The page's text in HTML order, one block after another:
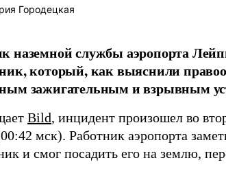
Городецкая
наземной службы аэропорта
который, как выяснили
зажигательным и взрывным
Bild, инцидент произошел во
мск). Работник аэропорта
и смог посадить его на землю,